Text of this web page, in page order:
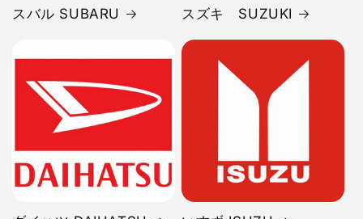
スバル SUBARU スズキ SUZUKI